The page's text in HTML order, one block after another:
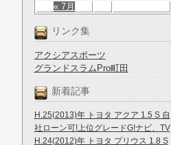
« 7月
リンク集
アクシアスポーツ
グランドスラムPro町田
新着記事
H.25(2013)年 トヨタ アクア 1.5 S 自
社ローン可!上位グレードG!ナビ、TV
H.24(2012)年 トヨタ プリウス 1.8 S